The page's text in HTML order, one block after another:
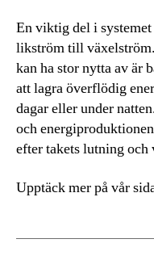
En viktig del i
likström till
kan ha stor nytta av är
att lagra överflödig
dagar eller under
och
efter takets lutning och
Upptäck mer på vår